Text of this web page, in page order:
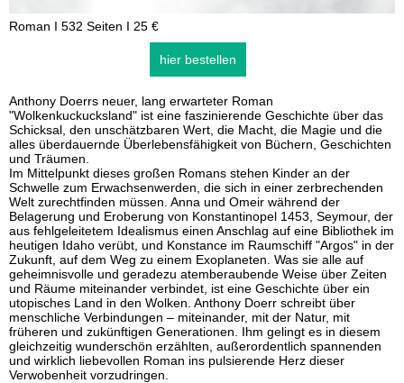
Roman I 532 Seiten I 25 €
hier bestellen
Anthony Doerrs neuer, lang erwarteter Roman
"Wolkenkuckucksland" ist eine faszinierende Geschichte über das
Schicksal, den unschätzbaren Wert, die Macht, die Magie und die
alles überdauernde Überlebensfähigkeit von Büchern, Geschichten
und Träumen.
Im Mittelpunkt dieses großen Romans stehen Kinder an der
Schwelle zum Erwachsenwerden, die sich in einer zerbrechenden
Welt zurechtfinden müssen. Anna und Omeir während der
Belagerung und Eroberung von Konstantinopel 1453, Seymour, der
aus fehlgeleitetem Idealismus einen Anschlag auf eine Bibliothek im
heutigen Idaho verübt, und Konstance im Raumschiff "Argos" in der
Zukunft, auf dem Weg zu einem Exoplaneten. Was sie alle auf
geheimnisvolle und geradezu atemberaubende Weise über Zeiten
und Räume miteinander verbindet, ist eine Geschichte über ein
utopisches Land in den Wolken. Anthony Doerr schreibt über
menschliche Verbindungen – miteinander, mit der Natur, mit
früheren und zukünftigen Generationen. Ihm gelingt es in diesem
gleichzeitig wunderschön erzählten, außerordentlich spannenden
und wirklich liebevollen Roman ins pulsierende Herz dieser
Verwobenheit vorzudringen.